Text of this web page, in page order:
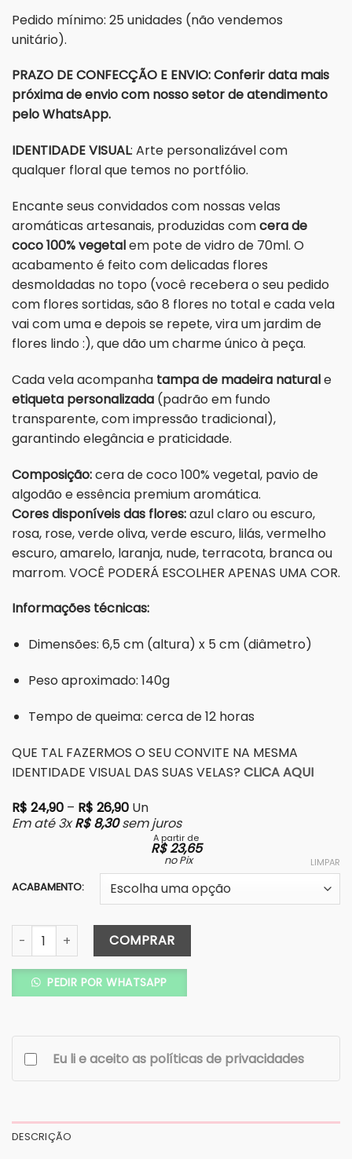
Pedido mínimo: 25 unidades (não vendemos
unitário).
PRAZO DE CONFECÇÃO E ENVIO: Conferir data mais
próxima de envio com nosso setor de atendimento
pelo WhatsApp.
IDENTIDADE VISUAL: Arte personalizável com
qualquer floral que temos no portfólio.
Encante seus convidados com nossas velas
aromáticas artesanais, produzidas comcera de
coco 100% vegetalem pote de vidro de 70ml. O
acabamento é feito com delicadas flores
desmoldadas no topo (você recebera o seu pedido
com flores sortidas, são 8 flores no total e cada vela
vai com uma e depois se repete, vira um jardim de
flores lindo :), que dão um charme único à peça.
Cada vela acompanha tampa de madeira naturale
etiqueta personalizada (padrão em fundo
transparente, com impressão tradicional),
garantindo elegância e praticidade.
Composição:cera de coco 100% vegetal, pavio de
algodão e essência premium aromática.
Cores disponíveis das flores:azul claro ou escuro,
rosa, rose, verde oliva, verde escuro, lilás, vermelho
escuro, amarelo, laranja, nude, terracota, branca ou
marrom. VOCÊ PODERÁ ESCOLHER APENAS UMA COR.
Informações técnicas:
Dimensões: 6,5 cm (altura) x 5 cm (diâmetro)
Peso aproximado: 140g
Tempo de queima: cerca de 12 horas
QUE TAL FAZERMOS O SEU CONVITE NA MESMA
IDENTIDADE VISUAL DAS SUAS VELAS? CLICA AQUI
R$ 24,90 – R$ 26,90Faixa de preço: R$ 24,90 através R$
Un
Em até 3xR$8,30sem juros
A partir de
R$23,65
no Pix
ACABAMENTO:
LIMPAR
Vela Aromática Lembrancinha c/ flor desmoldada e
COMPRAR
PEDIR POR WHATSAPP
Eu li e aceito as políticas de privacidades
DESCRIÇÃO